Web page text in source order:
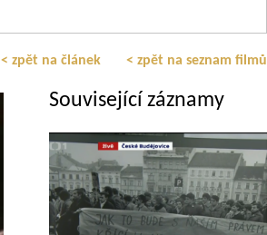
< zpět na článek < zpět na seznam filmů
Související záznamy